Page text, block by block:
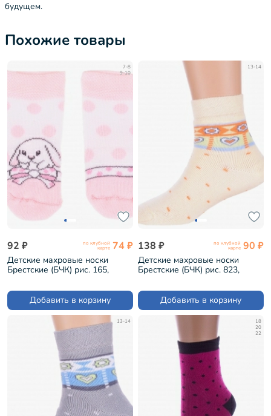
будущем.
Похожие товары
7-8
9-10
92 ₽ по клубной
карте 74 ₽
Детские махровые носки
Брестские (БЧК) рис. 165,
Добавить в корзину
13-14
138 ₽ по клубной
карте 90 ₽
Детские махровые носки
Брестские (БЧК) рис. 823,
Добавить в корзину
13-14
18
20
22